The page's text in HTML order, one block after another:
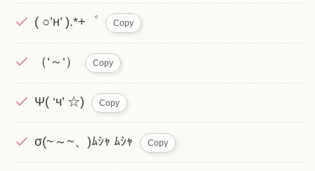
( ○’н’ ).*+゜ Copy
（‘～‘） Copy
Ψ( ‘ч’ ☆) Copy
σ(~～~、)ﾑｼｬ ﾑｼｬ Copy